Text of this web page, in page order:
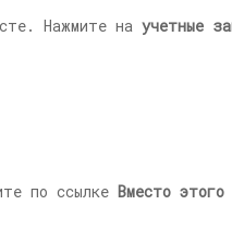
Нажмите на учетные
по ссылке Вместо